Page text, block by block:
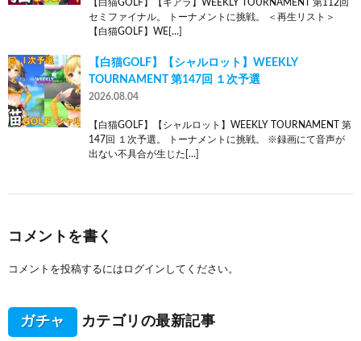
【白猫GOLF】【キアラ】WEEKLY TOURNAMENT 第112回
セミファイナル。 トーナメントに挑戦。 ＜再生リスト＞
【白猫GOLF】WE[…]
【白猫GOLF】【シャルロット】WEEKLY
TOURNAMENT 第147回 １次予選
2026.08.04
【白猫GOLF】【シャルロット】WEEKLY TOURNAMENT 第
147回 １次予選。 トーナメントに挑戦。 ※録画にて音声が
出ない不具合が生じた[…]
コメントを書く
コメントを投稿するには ログイン してください。
ガチャ カテゴリの最新記事